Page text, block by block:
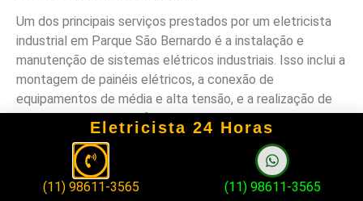
Um dos principais serviços prestados por um eletricista
industrial em Parque São Bernardo é a instalação e
manutenção de sistemas elétricos industriais. Isso inclui a
montagem de painéis elétricos, a conexão de
equipamentos de média e alta tensão, e a realização de
testes para garantir o funcionamento adequado dos
sistemas. Além disso, o eletricista industrial está apto a
realizar reparos e correções de falhas elétricas de forma
rápida e eficiente, minimizando o tempo de inatividade
dos equipamentos e garantindo a segurança das
Eletricista 24 Horas
(11) 98611-3565 (11) 98611-3565